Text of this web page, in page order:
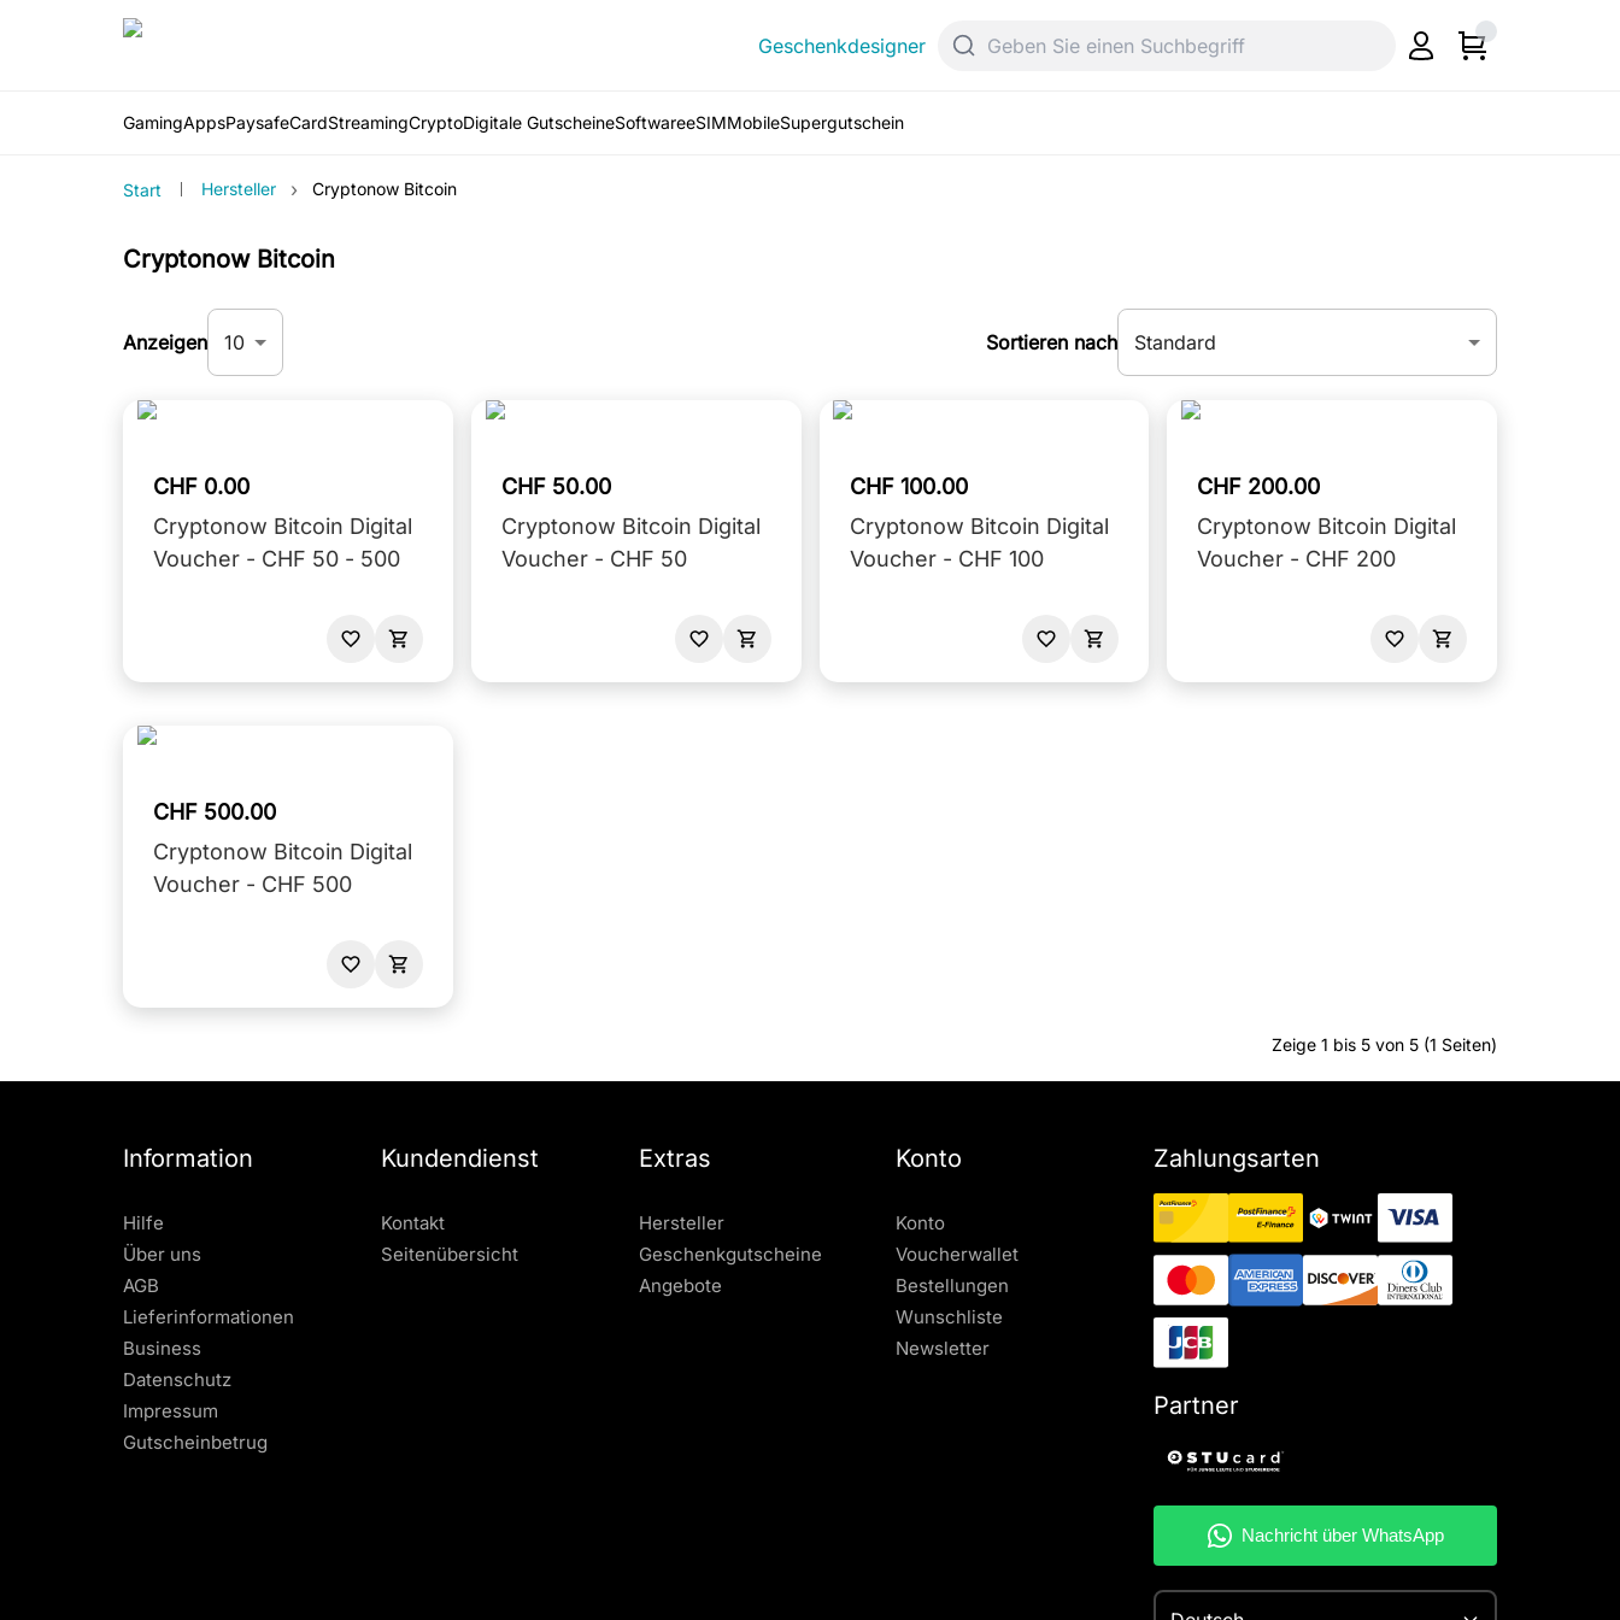
Geschenkdesigner
GamingAppsPaysafeCardStreamingCryptoDigitale GutscheineSoftwareeSIMMobileSupergutschein
Start Hersteller › Cryptonow Bitcoin
Cryptonow Bitcoin
Anzeigen 10 Sortieren nach Standard
CHF 0.00
Cryptonow Bitcoin Digital
Voucher - CHF 50 - 500
CHF 50.00
Cryptonow Bitcoin Digital
Voucher - CHF 50
CHF 100.00
Cryptonow Bitcoin Digital
Voucher - CHF 100
CHF 200.00
Cryptonow Bitcoin Digital
Voucher - CHF 200
CHF 500.00
Cryptonow Bitcoin Digital
Voucher - CHF 500
Zeige 1 bis 5 von 5 (1 Seiten)
Information
Hilfe
Über uns
AGB
Lieferinformationen
Business
Datenschutz
Impressum
Gutscheinbetrug
Kundendienst
Kontakt
Seitenübersicht
Extras
Hersteller
Geschenkgutscheine
Angebote
Konto
Konto
Voucherwallet
Bestellungen
Wunschliste
Newsletter
Zahlungsarten
Partner